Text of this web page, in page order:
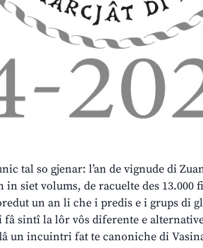
tal so gjenar: l’an de vignude di
siet volums, de racuelte des 13.000
un an li che i predis e i grups di
sintî la lôr vôs diferente e
un incuintri fat te canoniche di